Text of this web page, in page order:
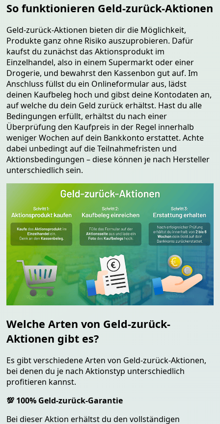
So funktionieren Geld-zurück-Aktionen
Geld-zurück-Aktionen bieten dir die Möglichkeit,
Produkte ganz ohne Risiko auszuprobieren. Dafür
kaufst du zunächst das Aktionsprodukt im
Einzelhandel, also in einem Supermarkt oder einer
Drogerie, und bewahrst den Kassenbon gut auf. Im
Anschluss füllst du ein Onlineformular aus, lädst
deinen Kaufbeleg hoch und gibst deine Kontodaten an,
auf welche du dein Geld zurück erhältst. Hast du alle
Bedingungen erfüllt, erhältst du nach einer
Überprüfung den Kaufpreis in der Regel innerhalb
weniger Wochen auf dein Bankkonto erstattet. Achte
dabei unbedingt auf die Teilnahmefristen und
Aktionsbedingungen – diese können je nach Hersteller
unterschiedlich sein.
Welche Arten von Geld-zurück-
Aktionen gibt es?
Es gibt verschiedene Arten von Geld-zurück-Aktionen,
bei denen du je nach Aktionstyp unterschiedlich
profitieren kannst.
💯 100% Geld-zurück-Garantie
Bei dieser Aktion erhältst du denvollständigen